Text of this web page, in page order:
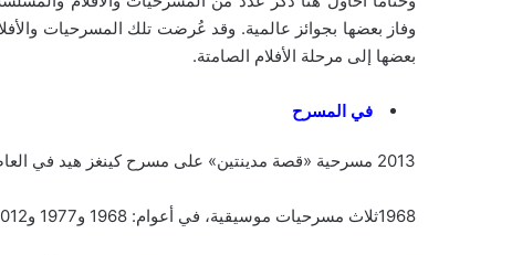
وفاز بعضها بجوائز عالمية. وقد عُرضت تلك المسرحيات
بعضها إلى مرحلة الأفلام الصامتة.
في المسرح
2013 مسرحية «قصة مدينتين» على مسرح كينغز هيد في العاصمة البريطانية، لندن.
1968ثلاث مسرحيات موسيقية، في أعوام: 1968 و1977 و2012.